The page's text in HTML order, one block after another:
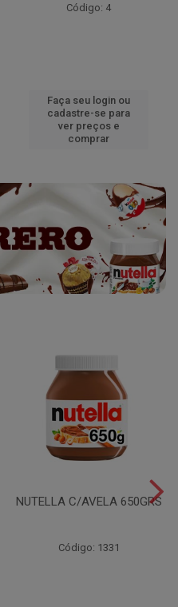
Código: 4
Faça seu login ou
cadastre-se para
ver preços e
comprar
NUTELLA C/AVELA 650GRS
Código: 1331